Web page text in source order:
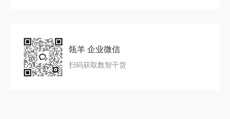
瓴羊 企业微信
扫码获取数智干货